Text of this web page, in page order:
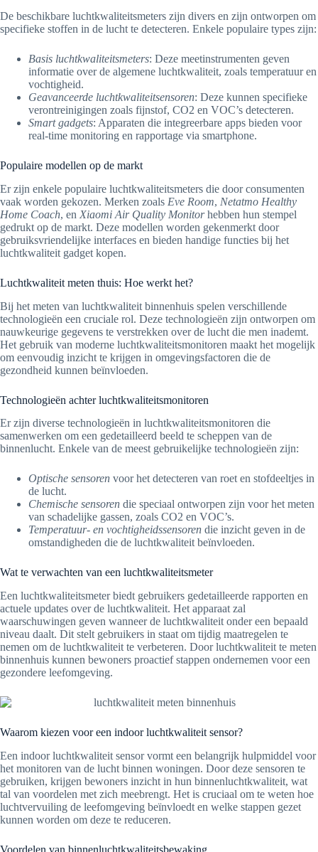
De beschikbare luchtkwaliteitsmeters zijn divers en zijn ontworpen om
specifieke stoffen in de lucht te detecteren. Enkele populaire types zijn:
Basis luchtkwaliteitsmeters: Deze meetinstrumenten geven
informatie over de algemene luchtkwaliteit, zoals temperatuur en
vochtigheid.
Geavanceerde luchtkwaliteitsensoren: Deze kunnen specifieke
verontreinigingen zoals fijnstof, CO2 en VOC’s detecteren.
Smart gadgets: Apparaten die integreerbare apps bieden voor
real-time monitoring en rapportage via smartphone.
Populaire modellen op de markt
Er zijn enkele populaire luchtkwaliteitsmeters die door consumenten
vaak worden gekozen. Merken zoals Eve Room, Netatmo Healthy
Home Coach, en Xiaomi Air Quality Monitorhebben hun stempel
gedrukt op de markt. Deze modellen worden gekenmerkt door
gebruiksvriendelijke interfaces en bieden handige functies bij het
luchtkwaliteit gadget kopen.
Luchtkwaliteit meten thuis: Hoe werkt het?
Bij het meten van luchtkwaliteit binnenhuis spelen verschillende
technologieën een cruciale rol. Deze technologieën zijn ontworpen om
nauwkeurige gegevens te verstrekken over de lucht die men inademt.
Het gebruik van moderne luchtkwaliteitsmonitoren maakt het mogelijk
om eenvoudig inzicht te krijgen in omgevingsfactoren die de
gezondheid kunnen beïnvloeden.
Technologieën achter luchtkwaliteitsmonitoren
Er zijn diverse technologieën in luchtkwaliteitsmonitoren die
samenwerken om een gedetailleerd beeld te scheppen van de
binnenlucht. Enkele van de meest gebruikelijke technologieën zijn:
Optische sensoren voor het detecteren van roet en stofdeeltjes in
de lucht.
Chemische sensoren die speciaal ontworpen zijn voor het meten
van schadelijke gassen, zoals CO2 en VOC’s.
Temperatuur- en vochtigheidssensoren die inzicht geven in de
omstandigheden die de luchtkwaliteit beïnvloeden.
Wat te verwachten van een luchtkwaliteitsmeter
Een luchtkwaliteitsmeter biedt gebruikers gedetailleerde rapporten en
actuele updates over de luchtkwaliteit. Het apparaat zal
waarschuwingen geven wanneer de luchtkwaliteit onder een bepaald
niveau daalt. Dit stelt gebruikers in staat om tijdig maatregelen te
nemen om de luchtkwaliteit te verbeteren. Door luchtkwaliteit te meten
binnenhuis kunnen bewoners proactief stappen ondernemen voor een
gezondere leefomgeving.
Waarom kiezen voor een indoor luchtkwaliteit sensor?
Een indoor luchtkwaliteit sensor vormt een belangrijk hulpmiddel voor
het monitoren van de lucht binnen woningen. Door deze sensoren te
gebruiken, krijgen bewoners inzicht in hun binnenluchtkwaliteit, wat
tal van voordelen met zich meebrengt. Het is cruciaal om te weten hoe
luchtvervuiling de leefomgeving beïnvloedt en welke stappen gezet
kunnen worden om deze te reduceren.
Voordelen van binnenluchtkwaliteitsbewaking